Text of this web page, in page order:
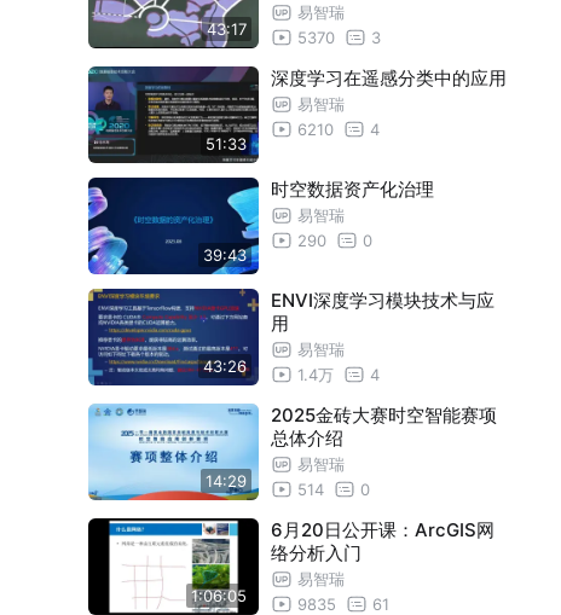
43:17
易智瑞
5370
3
51:33
深度学习在遥感分类中的应用
易智瑞
6210
4
39:43
时空数据资产化治理
易智瑞
290
0
43:26
ENVI深度学习模块技术与应
用
易智瑞
1.4万
4
14:29
2025金砖大赛时空智能赛项
总体介绍
易智瑞
514
0
1:06:05
6月20日公开课：ArcGIS网
络分析入门
易智瑞
9835
61